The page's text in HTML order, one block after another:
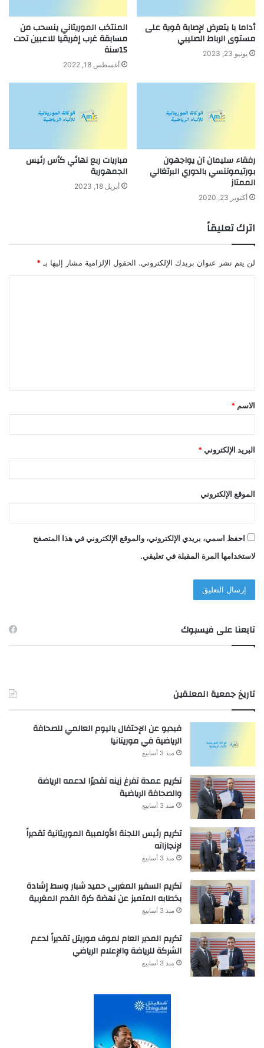
أداما با يتعرض لإصابة قوية على
مستوى الرباط الصليبي
يونيو 23, 2023
المنتخب الموريتاني ينسحب من
مسابقة غرب إفريقيا للاعبين تحت
15سنة
أغسطس 18, 2022
رفقاء سليمان آن يواجهون
بورتيموننسي بالدوري البرتغالي
الممتاز
أكتوبر 23, 2020
مباريات ربع نهائي كأس رئيس
الجمهورية
أبريل 18, 2023
اترك تعليقاً
لن يتم نشر عنوان بريدك الإلكتروني. الحقول الإلزامية مشار إليها بـ *
ق
*
الاسم *
البريد الإلكتروني *
الموقع الإلكتروني
احفظ اسمي، بريدي الإلكتروني، والموقع الإلكتروني في هذا المتصفح
لاستخدامها المرة المقبلة في تعليقي.
تابعنا على فيسبوك
تاريخ جمعية المعلقين
فيديو عن الإحتفال باليوم العالمي للصحافة
الرياضية في موريتانيا
منذ 3 أسابيع
تكريم عمدة تفرغ زينه تقديرًا لدعمه الرياضة
والصحافة الرياضية
منذ 3 أسابيع
تكريم رئيس اللجنة الأولمبية الموريتانية تقديراً
لإنجازاته
منذ 3 أسابيع
تكريم السفير المغربي حميد شبار وسط إشادة
بخطابه المتميز عن نهضة كرة القدم المغربية
منذ 3 أسابيع
تكريم المدير العام لموف موريتل تقديراً لدعم
الشركة للرياضة والإعلام الرياضي
منذ 3 أسابيع